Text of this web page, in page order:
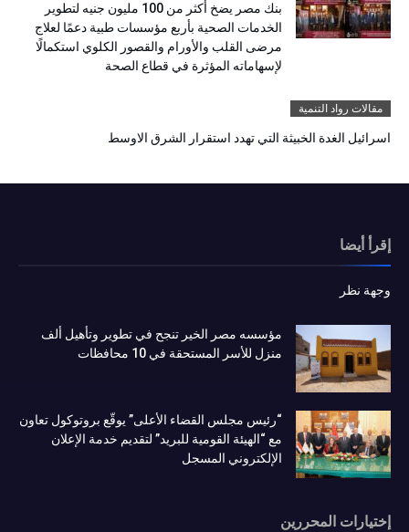
بنك مصر يضخ أكثر من 100 مليون جنيه لتطوير
الخدمات الصحية بأربع مؤسسات طبية دعمًا لعلاج
مرضى القلب والأورام والقصور الكلوي استكمالًا
لإسهاماته المؤثرة في قطاع الصحة
مقالات رواد التنمية
اسرائيل الغدة الخبيثة التي تهدد استقرار الشرق الاوسط
إقرأ أيضا
وجهة نظر
مؤسسه مصر الخير تنجح في تطوير وتأهيل ألف
منزل للأسر المستحقة في 10 محافظات
“رئيس مجلس القضاء الأعلى” يوقّع بروتوكول تعاون
مع “الهيئة القومية للبريد” لتقديم خدمة الإعلان
الإلكتروني المسجل
إختيارات المحررين